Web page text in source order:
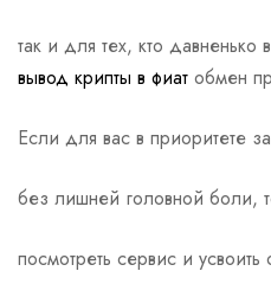
так и для тех, кто давненько
вывод крипты в фиат обмен
Если для вас в приоритете
без лишней головной боли,
посмотреть сервис и усвоить